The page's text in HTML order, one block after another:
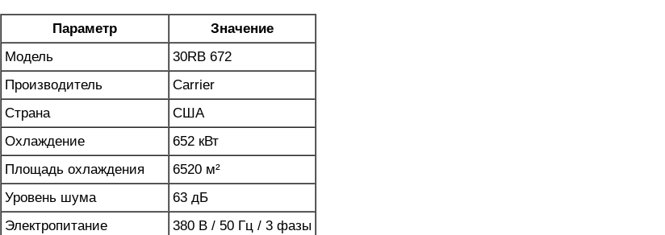
Параметр
Значение
Модель
30RB 672
Производитель
Carrier
Страна
США
Охлаждение
652 кВт
Площадь охлаждения
6520 м²
Уровень шума
63 дБ
Электропитание
380 В / 50 Гц / 3 фазы